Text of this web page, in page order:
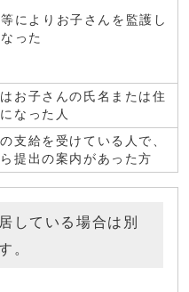
によりお子さんを監護し
った
お子さんの氏名または住
なった人
支給を受けている人で、
提出の案内があった方
している場合は別
。